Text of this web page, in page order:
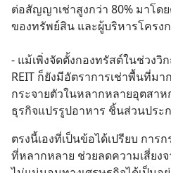
ต่อสัญญาเช่าสูงกว่า 80% มาโ
ของทรัพย์สิน และผู้บริหารโครง
- แม้เพิ่งจัดตั้งกองทรัสต์ในช่วงวิ
REIT ก็ยังมีอัตราการเช่าพื้นที่มา
กระจายตัวในหลากหลายอุตสา
ธุรกิจแปรรูปอาหาร ชิ้นส่วนประ
ตรงนี้เองที่เป็นข้อได้เปรียบ การ
ที่หลากหลาย ช่วยลดความเสี่ยง